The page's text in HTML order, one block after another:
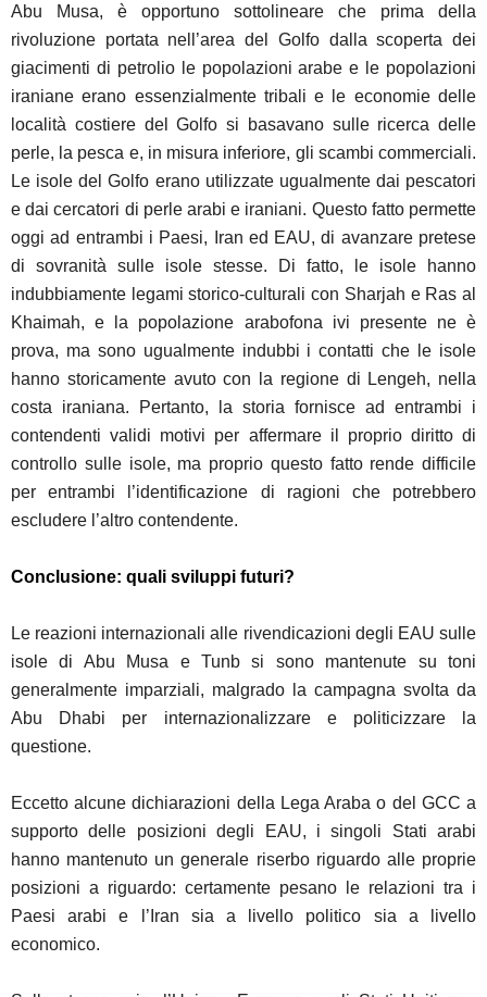
Abu Musa, è opportuno sottolineare che prima della
rivoluzione portata nell’area del Golfo dalla scoperta dei
giacimenti di petrolio le popolazioni arabe e le popolazioni
iraniane erano essenzialmente tribali e le economie delle
località costiere del Golfo si basavano sulle ricerca delle
perle, la pesca e, in misura inferiore, gli scambi commerciali.
Le isole del Golfo erano utilizzate ugualmente dai pescatori
e dai cercatori di perle arabi e iraniani. Questo fatto permette
oggi ad entrambi i Paesi, Iran ed EAU, di avanzare pretese
di sovranità sulle isole stesse. Di fatto, le isole hanno
indubbiamente legami storico-culturali con Sharjah e Ras al
Khaimah, e la popolazione arabofona ivi presente ne è
prova, ma sono ugualmente indubbi i contatti che le isole
hanno storicamente avuto con la regione di Lengeh, nella
costa iraniana. Pertanto, la storia fornisce ad entrambi i
contendenti validi motivi per affermare il proprio diritto di
controllo sulle isole, ma proprio questo fatto rende difficile
per entrambi l’identificazione di ragioni che potrebbero
escludere l’altro contendente.
Conclusione: quali sviluppi futuri?
Le reazioni internazionali alle rivendicazioni degli EAU sulle
isole di Abu Musa e Tunb si sono mantenute su toni
generalmente imparziali, malgrado la campagna svolta da
Abu Dhabi per internazionalizzare e politicizzare la
questione.
Eccetto alcune dichiarazioni della Lega Araba o del GCC a
supporto delle posizioni degli EAU, i singoli Stati arabi
hanno mantenuto un generale riserbo riguardo alle proprie
posizioni a riguardo: certamente pesano le relazioni tra i
Paesi arabi e l’Iran sia a livello politico sia a livello
economico.